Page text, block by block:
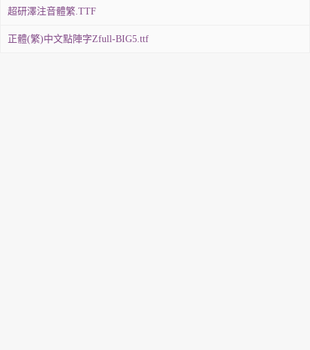
超研澤注音體繁.TTF
正體(繁)中文點陣字Zfull-BIG5.ttf